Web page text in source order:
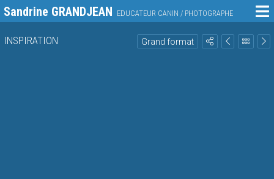
Sandrine GRANDJEAN EDUCATEUR CANIN / PHOTOGRAPHE
Grand format
INSPIRATION